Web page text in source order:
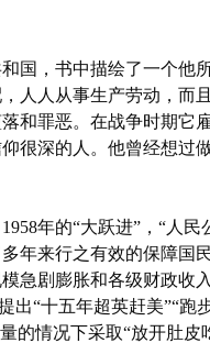
国，书中描绘了一个他
人人从事生产劳动，而
和罪恶。在战争时期它
很深的人。他曾经想过
年的“大跃进”，“人民
年来行之有效的保障国
急剧膨胀和各级财政收
出“十五年超英赶美”“跑
的情况下采取“放开肚皮